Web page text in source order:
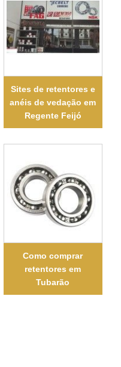
Sites de retentores e
anéis de vedação em
Regente Feijó
Como comprar
retentores em
Tubarão